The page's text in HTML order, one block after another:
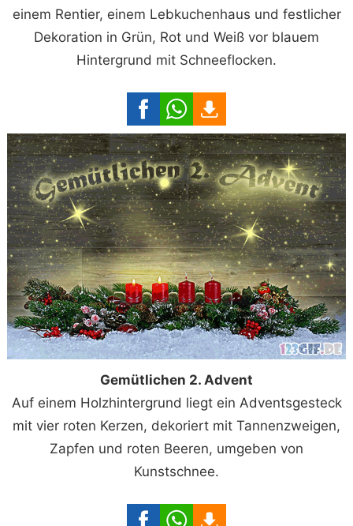
einem Rentier, einem Lebkuchenhaus und festlicher
Dekoration in Grün, Rot und Weiß vor blauem
Hintergrund mit Schneeflocken.
Gemütlichen 2. Advent
Auf einem Holzhintergrund liegt ein Adventsgesteck
mit vier roten Kerzen, dekoriert mit Tannenzweigen,
Zapfen und roten Beeren, umgeben von
Kunstschnee.